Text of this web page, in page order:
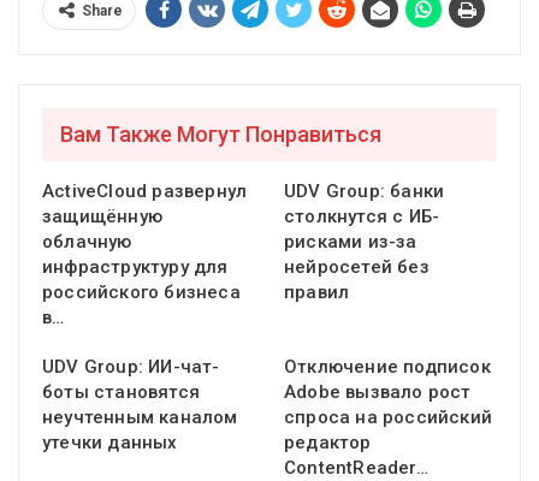
Share
Вам Также Могут Понравиться
ActiveCloud развернул
защищённую
облачную
инфраструктуру для
российского бизнеса
в…
UDV Group: банки
столкнутся с ИБ-
рисками из-за
нейросетей без
правил
UDV Group: ИИ-чат-
боты становятся
неучтенным каналом
утечки данных
Отключение подписок
Adobe вызвало рост
спроса на российский
редактор
ContentReader…